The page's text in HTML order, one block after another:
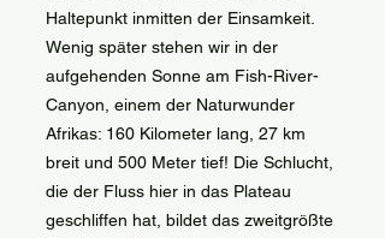
Haltepunkt inmitten der Einsamkeit.
Wenig später stehen wir in der
aufgehenden Sonne am Fish-River-
Canyon, einem der Naturwunder
Afrikas: 160 Kilometer lang, 27 km
breit und 500 Meter tief! Die Schlucht,
die der Fluss hier in das Plateau
geschliffen hat, bildet das zweitgrößte